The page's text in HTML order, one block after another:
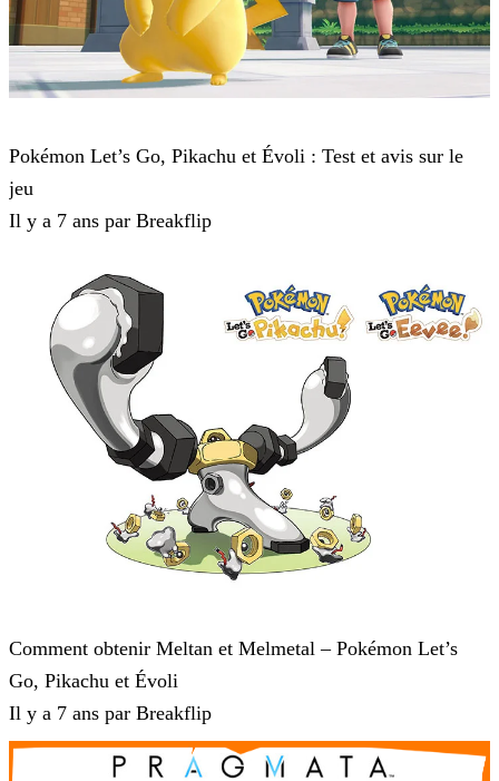
Pokémon Let’s Go, Pikachu et Évoli : Test et avis sur le
jeu
Il y a 7 ans par Breakflip
Comment obtenir Meltan et Melmetal – Pokémon Let’s
Go, Pikachu et Évoli
Il y a 7 ans par Breakflip